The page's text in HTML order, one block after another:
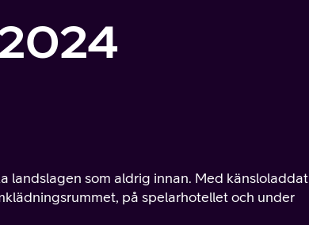
landslagen som aldrig innan. Med känsloladdat
på spelarhotellet och under